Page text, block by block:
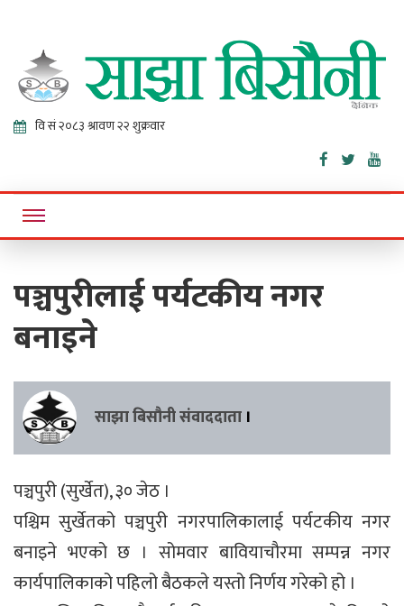
Sajha
Bisaunee
Online News Portal
पञ्चपुरीलाई पर्यटकीय नगर
बनाइने
साझा बिसौनी संवाददाता ।
पञ्चपुरी (सुर्खेत), ३० जेठ ।
पश्चिम सुर्खेतको पञ्चपुरी नगरपालिकालाई पर्यटकीय नगर
बनाइने भएको छ । सोमवार बावियाचौरमा सम्पन्न नगर
कार्यपालिकाको पहिलो बैठकले यस्तो निर्णय गरेको हो ।